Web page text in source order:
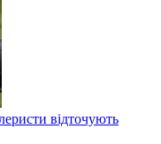
відточують